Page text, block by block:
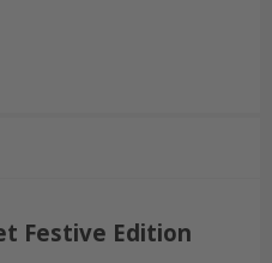
Festive Edition